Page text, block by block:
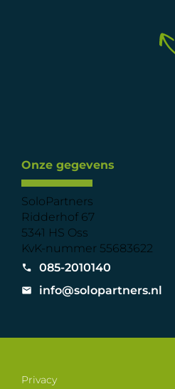
Onze gegevens
SoloPartners
Ridderhof 67
5341 HS Oss
KvK-nummer 55683622
085-2010140
info@solopartners.nl
Privacy